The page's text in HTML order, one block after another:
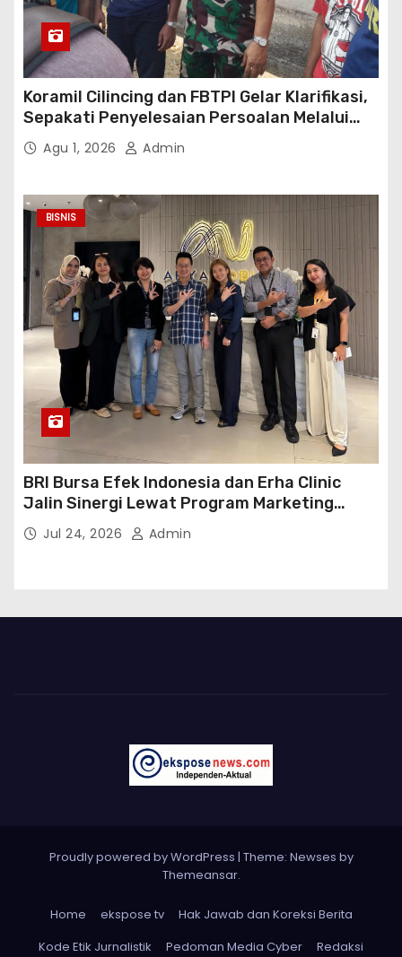
Koramil Cilincing dan FBTPI Gelar Klarifikasi,
Sepakati Penyelesaian Persoalan Melalui
DialogAgu 1, 2026 Admin
BISNIS
BRI Bursa Efek Indonesia dan Erha Clinic
Jalin Sinergi Lewat Program Marketing
Kolaborasi
Jul 24, 2026 Admin
Proudly powered by WordPress | Theme: Newses by
Themeansar.
Home ekspose tv
Hak Jawab dan Koreksi Berita
Kode Etik Jurnalistik
Pedoman Media Cyber Redaksi